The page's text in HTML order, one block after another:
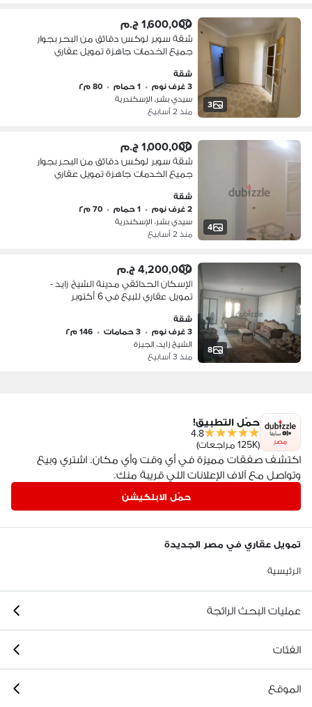
3
1,600,000 ج.م
شقة سوبر لوكس دقائق من البحر بجوار
جميع الخدمات جاهزة تمويل عقاري
شقة
3 غرف نوم
• 1 حمام • 80 م٢
سيدي بشر، الإسكندرية
منذ 2 أسابيع
4
1,000,000 ج.م
شقة سوبر لوكس دقائق من البحر بجوار
جميع الخدمات جاهزة تمويل عقاري
شقة
2 غرف نوم
• 1 حمام • 70 م٢
سيدي بشر، الإسكندرية
منذ 2 أسابيع
8
4,200,000 ج.م
الإسكان الحدائقي مدينة الشيخ زايد -
تمويل عقاري للبيع في 6 أكتوبر
شقة
3 غرف نوم
• 3 حمامات • 146 م٢
الشيخ زايد، الجيزة
منذ 3 أسابيع
مصر
حمّل التطبيق!
4.8
(125K مراجعات)
اكتشف صفقات مميزة في أي وقت وأي مكان. اشتري وبيع
وتواصل مع آلاف الإعلانات اللي قريبة منك.
حمّل الابلكيشن
تمويل عقاري في مصر الجديدة
الرئيسية
عمليات البحث الرائجة
الفئات
الموقع